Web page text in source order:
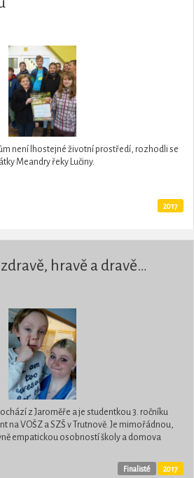
není lhostejné životní prostředí, rozhodli se
Meandry řeky Lučiny.
2017
hravě a dravě…
z Jaroměře a je studentkou 3. ročníku
na VOŠZ a SZŠ v Trutnově. Je mimořádnou,
empatickou osobností školy a domova
2017
Finalisté